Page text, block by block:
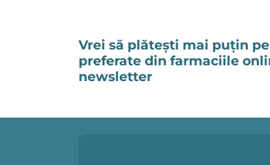
Vrei să plătești mai puțin
preferate din farmaciile
newsletter